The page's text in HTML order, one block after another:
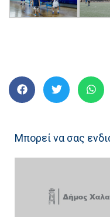
Μπορεί να σας